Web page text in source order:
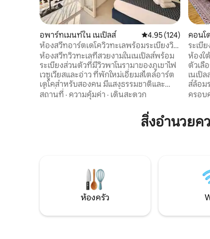
อพาร์ทเมนท์ใน เนเปิลส์ คะแนนเฉลี่ย 4.95 จา
4.95 (124)
ห้องสวีทอาร์ตเดโควิวทะเลพร้อมระเบียงวิว
เวซูเวียส
ห้องสวีทวิวทะเลที่สวยงามในเนเปิลส์พร้อม
ระเบียงส่วนตัวที่มีวิวพาโนรามาของภูเขาไฟ
เวซูเวียสและอ่าว ที่พักใหม่เอี่ยมสไตล์อาร์ต
เดโคสำหรับสองคน มีแสงธรรมชาติและ
พื้นที่รับประทานอาหารทั้งในร่มและกลาง
แจ้ง ตั้งอยู่ห่างจากทางเดินริมทะเลเพียง
300 เมตรและห่างจากพระราชวัง 500 เมตร
เป็นฐานที่สมบูรณ์แบบสำหรับการสำรวจ
สะดวกสบายที่ทันสมัย
สถานที่ · ความคุ้มค่า · เดินสะดวก
คอนโ
ระเบี
หลังค
ห้องใ
ตัวเลื
เนเปิล
ส์ล้อม
อำนว
ขวาง
ประ
ครอบ
สิ่งอำนวยค
ห้องครัว